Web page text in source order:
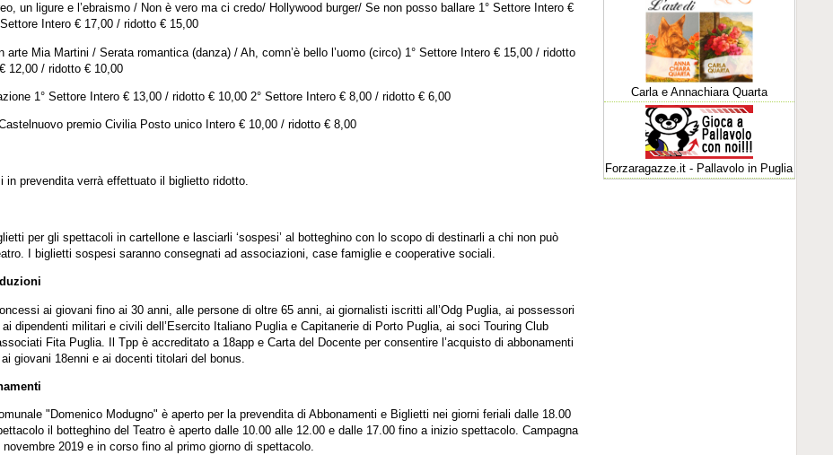
un ligure e l’ebraismo / Non è vero ma ci credo/ Hollywood burger/ Se non posso ballare 1° Settore Intero €
Intero € 17,00 / ridotto € 15,00
arte Mia Martini / Serata romantica (danza) / Ah, comn’è bello l’uomo (circo) 1° Settore Intero € 15,00 / ridotto
12,00 / ridotto € 10,00
1° Settore Intero € 13,00 / ridotto € 10,00 2° Settore Intero € 8,00 / ridotto € 6,00
premio Civilia Posto unico Intero € 10,00 / ridotto € 8,00
in prevendita verrà effettuato il biglietto ridotto.
per gli spettacoli in cartellone e lasciarli ‘sospesi’ al botteghino con lo scopo di destinarli a chi non può
I biglietti sospesi saranno consegnati ad associazioni, case famiglie e cooperative sociali.
ai giovani fino ai 30 anni, alle persone di oltre 65 anni, ai giornalisti iscritti all’Odg Puglia, ai possessori
dipendenti militari e civili dell’Esercito Italiano Puglia e Capitanerie di Porto Puglia, ai soci Touring Club
Fita Puglia. Il Tpp è accreditato a 18app e Carta del Docente per consentire l’acquisto di abbonamenti
giovani 18enni e ai docenti titolari del bonus.
"Domenico Modugno" è aperto per la prevendita di Abbonamenti e Biglietti nei giorni feriali dalle 18.00
il botteghino del Teatro è aperto dalle 10.00 alle 12.00 e dalle 17.00 fino a inizio spettacolo. Campagna
2019 e in corso fino al primo giorno di spettacolo.
Carla e Annachiara Quarta
Forzaragazze.it - Pallavolo in Puglia